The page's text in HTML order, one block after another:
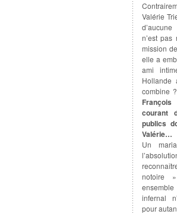
Valérie
n’est pas
mission
elle a
ami
Hollande
combine ?
courant
publics
Valérie…
Un
notoire
infernal
pour